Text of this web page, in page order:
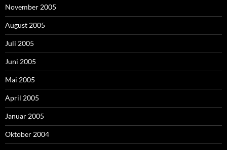
November 2005
August 2005
Juli 2005
Juni 2005
Mai 2005
April 2005
Januar 2005
Oktober 2004